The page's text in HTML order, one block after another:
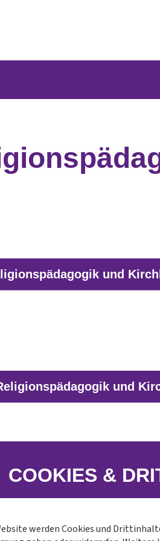
und
und
COOKIES &
werden Cookies und